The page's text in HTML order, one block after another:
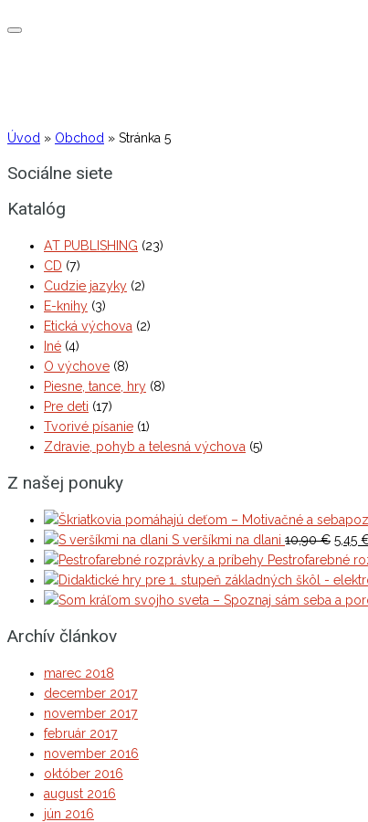
Úvod » Obchod » Stránka 5
Sociálne siete
Katalóg
AT PUBLISHING (23)
CD (7)
Cudzie jazyky (2)
E-knihy (3)
Etická výchova (2)
Iné (4)
O výchove (8)
Piesne, tance, hry (8)
Pre deti (17)
Tvorivé písanie (1)
Zdravie, pohyb a telesná výchova (5)
Z našej ponuky
S veršíkmi na dlani 10,90€
price
was:
5,45
Pestrofarebné
Archív článkov
marec 2018
december 2017
november 2017
február 2017
november 2016
október 2016
august 2016
jún 2016